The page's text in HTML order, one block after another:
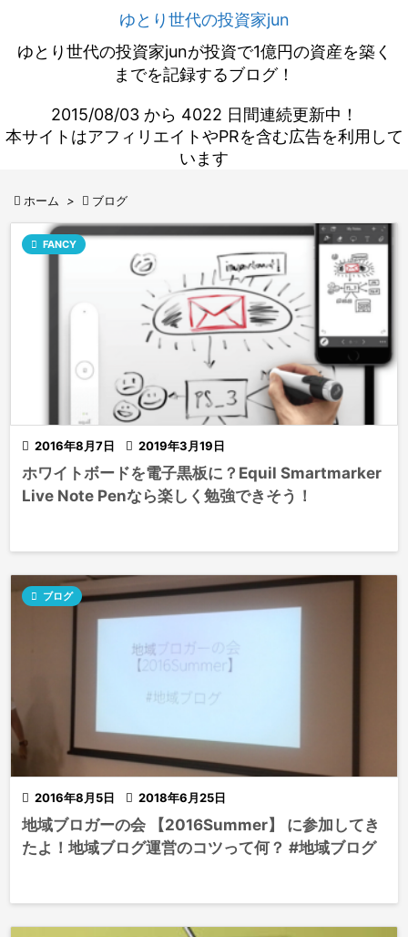
ゆとり世代の投資家jun
ゆとり世代の投資家junが投資で1億円の資産を築く
までを記録するブログ！
2015/08/03 から 4022 日間連続更新中！
本サイトはアフィリエイトやPRを含む広告を利用して
います
 ホーム >  ブログ
 2016年8月7日  2019年3月19日
 FANCY
ホワイトボードを電子黒板に？Equil Smartmarker
Live Note Penなら楽しく勉強できそう！
 2016年8月5日  2018年6月25日
 ブログ
地域ブロガーの会 【2016Summer】 に参加してき
たよ！地域ブログ運営のコツって何？ #地域ブログ